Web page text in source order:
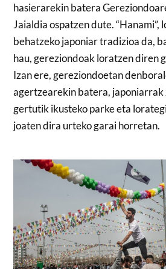
hasierarekin batera
Jaialdia ospatzen dute. “Hanami”,
behatzeko japoniar tradizioa da,
hau, gereziondoak loratzen diren
Izan ere, gereziondoetan
agertzearekin batera, japoniarrak
gertutik ikusteko parke eta
joaten dira urteko garai horretan.